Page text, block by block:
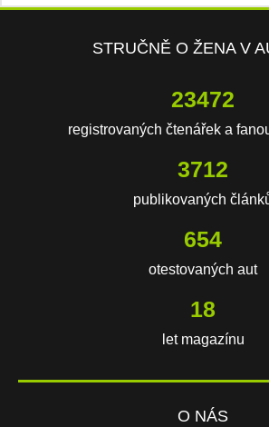
STRUČNĚ O ŽENA V
23472
registrovaných čtenářek a
3712
publikovaných
654
otestovaných aut
18
let magazínu
O NÁS